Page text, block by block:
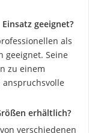
geeignet?
als
geeignet. Seine
zu einem
erhältlich?
verschiedenen